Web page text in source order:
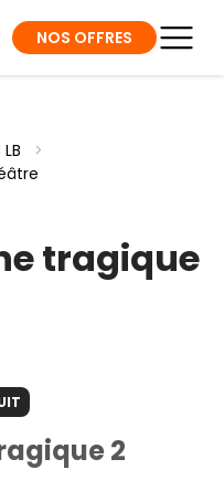
NOS OFFRES
>
tragique
2